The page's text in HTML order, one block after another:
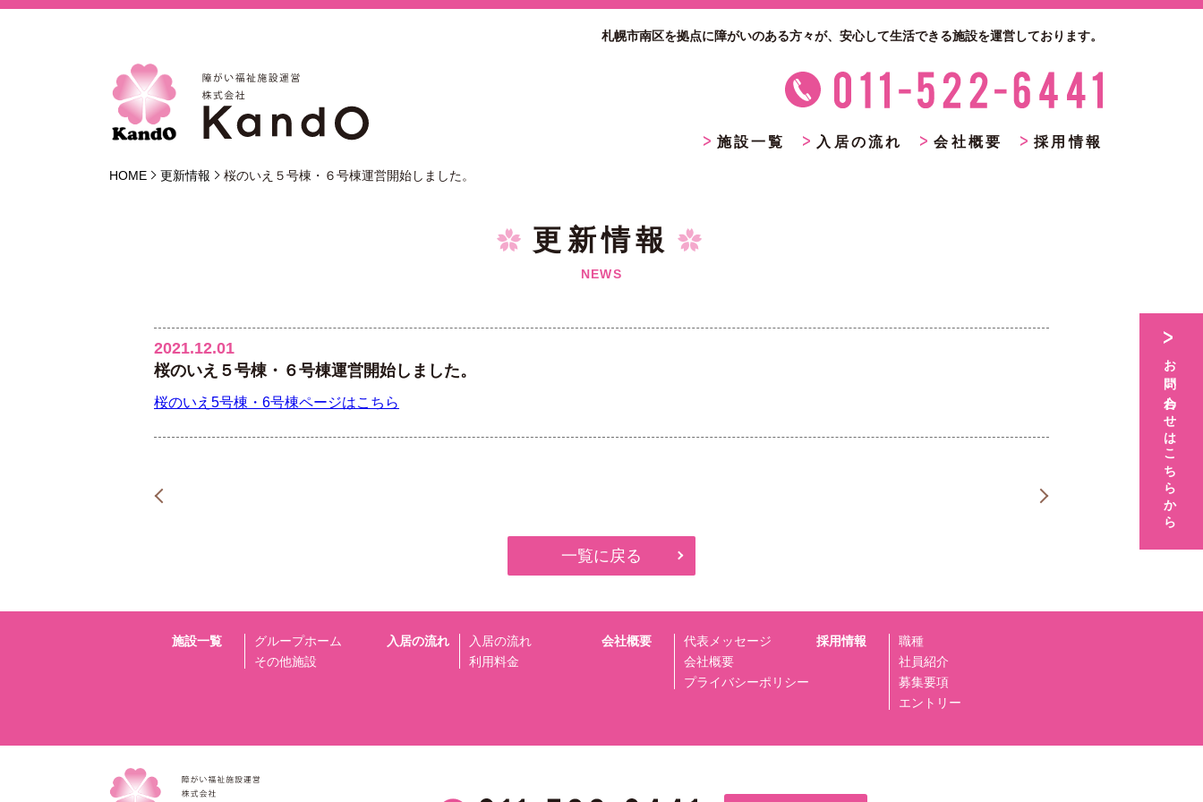
お問い合わせはこちらから
札幌市南区を拠点に障がいのある方々が、 安心して生活できる施設を運営しております。
施設一覧 入居の流れ 会社概要 採用情報
HOME 更新情報 桜のいえ５号棟・６号棟運営開始しました。
更新情報
NEWS
2021.12.01
桜のいえ５号棟・６号棟運営開始しました。
桜のいえ5号棟・6号棟ページはこちら
一覧に戻る
施設一覧
グループホーム
その他施設
入居の流れ
入居の流れ
利用料金
会社概要
代表メッセージ
会社概要
プライバシーポリシー
採用情報
職種
社員紹介
募集要項
エントリー